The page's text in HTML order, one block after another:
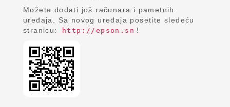
Možete dodati još računara i pametnih
uređaja. Sa novog uređaja posetite sledeću
stranicu:
http://epson.sn !